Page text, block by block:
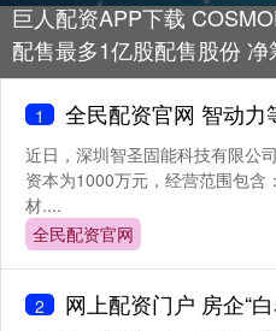
巨人配资APP下载
配售最多1亿股配售股份
1 全民配资官网 智动力等成立
近日，深圳智圣固能科技有限公
资本为1000万元，经营范围包含
材....
全民配资官网
2 网上配资门户 房企“白名单”项